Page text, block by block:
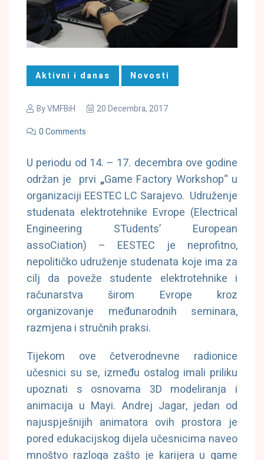
Aktivni i danas Novosti
ByVMFBiH
20 Decembra, 2017
0 Comments
U periodu od 14. – 17. decembra ove godine
održan je prvi „Game Factory Workshop“ u
organizaciji EESTEC LC Sarajevo. Udruženje
studenata elektrotehnike Evrope (Electrical
Engineering STudents’ European
assoCiation) – EESTEC je neprofitno,
nepolitičko udruženje studenata koje ima za
cilj da poveže studente elektrotehnike i
računarstva širom Evrope kroz
organizovanje međunarodnih seminara,
razmjena i stručnih praksi.
Tijekom ove četverodnevne radionice
učesnici su se, između ostalog imali priliku
upoznati s osnovama 3D modeliranja i
animacija u Mayi. Andrej Jagar, jedan od
najuspješnijih animatora ovih prostora je
pored edukacijskog dijela učesnicima naveo
mnoštvo razloga zašto je karijera u game